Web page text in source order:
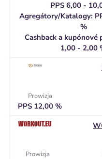
PPS 6,00 -
Agregátory/Katalogy:
%
Cashback a kupónové
1,00 - 2,00
Prowizja
PPS 12,00 %
Prowizja